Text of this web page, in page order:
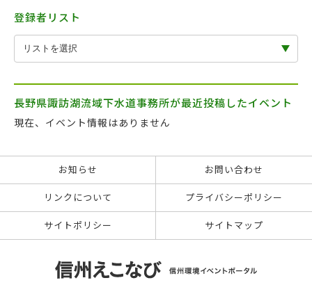
登録者リスト
長野県諏訪湖流域下水道事務所が最近投稿したイベント
現在、イベント情報はありません
お知らせ お問い合わせ
リンクについて プライバシーポリシー
サイトポリシー サイトマップ